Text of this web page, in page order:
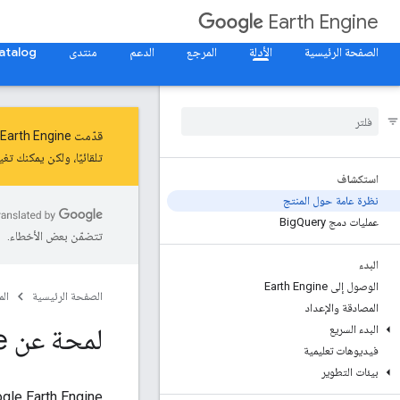
Earth Engine
الصفحة الرئيسية
الأدلة المرجع الدعم منتدى
استكشاف
نظرة عامة حول المنتج
عمليات دمج Big Query
البدء
الوصول إلى Earth Engine
المصادقة والإعداد
البدء السريع
فيديوهات تعليمية
بيئات التطوير
قدّمت Earth Engine
تلقائيًا، ولكن يمكنك
تتضمّن بعض الأخطاء.
الصفحة الرئيسية
لمحة عن Google Earth Engine